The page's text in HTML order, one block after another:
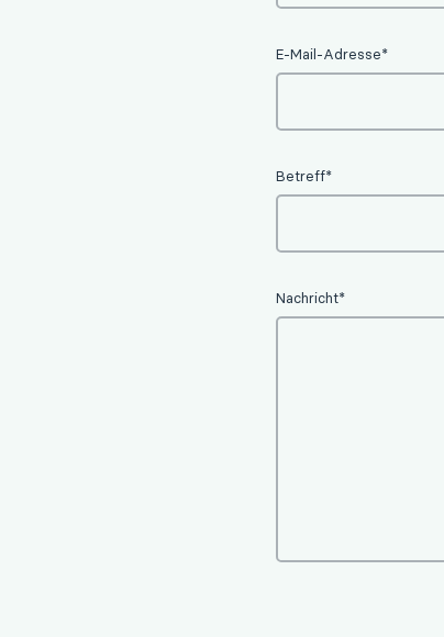
E-Mail-Adresse*
Betreff*
Nachricht*